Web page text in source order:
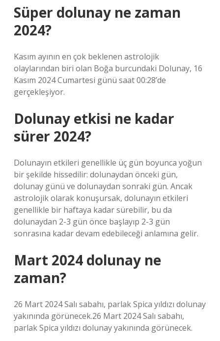
Süper dolunay ne zaman
2024?
Kasım ayının en çok beklenen astrolojik
olaylarından biri olan Boğa burcundaki Dolunay, 16
Kasım 2024 Cumartesi günü saat 00:28’de
gerçekleşiyor.
Dolunay etkisi ne kadar
sürer 2024?
Dolunayın etkileri genellikle üç gün boyunca yoğun
bir şekilde hissedilir: dolunaydan önceki gün,
dolunay günü ve dolunaydan sonraki gün. Ancak
astrolojik olarak konuşursak, dolunayın etkileri
genellikle bir haftaya kadar sürebilir, bu da
dolunaydan 2-3 gün önce başlayıp 2-3 gün
sonrasına kadar devam edebileceği anlamına gelir.
Mart 2024 dolunay ne
zaman?
26 Mart 2024 Salı sabahı, parlak Spica yıldızı dolunay
yakınında görünecek.26 Mart 2024 Salı sabahı,
parlak Spica yıldızı dolunay yakınında görünecek.